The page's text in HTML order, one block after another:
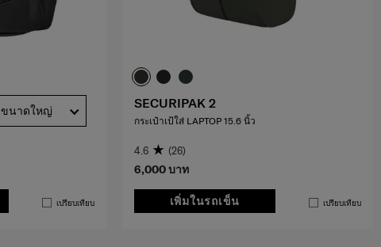
เปรียบเทียบ
ขนาดใหญ่
6,000 บาท
เพิ่มในรถเข็น เปรียบเทียบ
SECURIPAK 2
กระเป๋าเป้ใส่ LAPTOP 15.6 นิ้ว
4.6 (26)